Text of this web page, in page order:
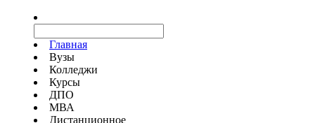
Главная
Вузы
Колледжи
Курсы
ДПО
МВА
Дистанционное